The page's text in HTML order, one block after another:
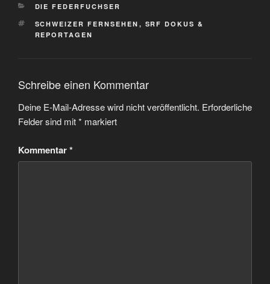
KATEGORIEN
DIE FEDERFUCHSER
SCHLAGWÖRTER
SCHWEIZER FERNSEHEN , SRF DOKUS &
REPORTAGEN
Schreibe einen Kommentar
Deine E-Mail-Adresse wird nicht veröffentlicht. Erforderliche
Felder sind mit* markiert
Kommentar*